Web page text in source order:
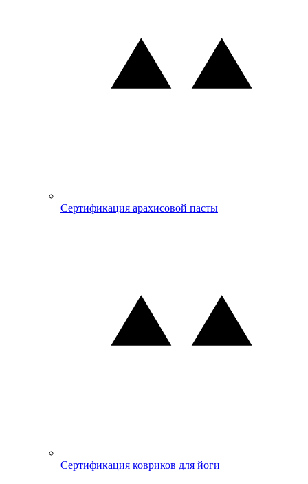
Сертификация арахисовой пасты
Сертификация ковриков для йоги